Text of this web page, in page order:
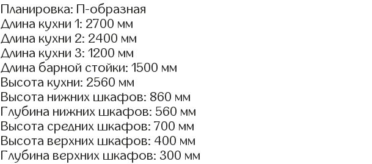
Планировка: П-образная
Длина кухни 1: 2700 мм
Длина кухни 2: 2400 мм
Длина кухни 3: 1200 мм
Длина барной стойки: 1500 мм
Высота кухни: 2560 мм
Высота нижних шкафов: 860 мм
Глубина нижних шкафов: 560 мм
Высота средних шкафов: 700 мм
Высота верхних шкафов: 400 мм
Глубина верхних шкафов: 300 мм